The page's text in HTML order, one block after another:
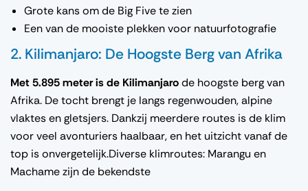
Grote kans om de Big Five te zien
Een van de mooiste plekken voor natuurfotografie
2. Kilimanjaro: De Hoogste Berg van Afrika
Met 5.895 meter is de Kilimanjarode hoogste berg van
Afrika. De tocht brengt je langs regenwouden, alpine
vlaktes en gletsjers. Dankzij meerdere routes is de klim
voor veel avonturiers haalbaar, en het uitzicht vanaf de
top is onvergetelijk.Diverse klimroutes: Marangu en
Machame zijn de bekendste